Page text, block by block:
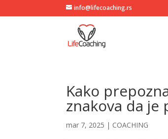
info@lifecoaching.rs
Kako
znakova da je
mar 7, 2025 | COACHING